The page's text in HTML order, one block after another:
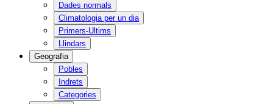
Dades normals
Climatologia per un dia
Primers-Ultims
Llindars
Geografia
Pobles
Indrets
Categories